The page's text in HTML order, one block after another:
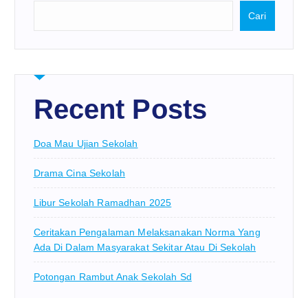
Cari
Recent Posts
Doa Mau Ujian Sekolah
Drama Cina Sekolah
Libur Sekolah Ramadhan 2025
Ceritakan Pengalaman Melaksanakan Norma Yang
Ada Di Dalam Masyarakat Sekitar Atau Di Sekolah
Potongan Rambut Anak Sekolah Sd